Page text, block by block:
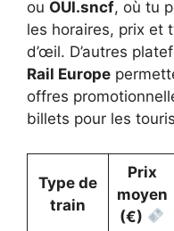
ou OUI.sncf, où tu
les horaires, prix et
d’œil. D’autres
Rail Europe
offres
billets pour les
Type de
train
Prix
moyen
(€)